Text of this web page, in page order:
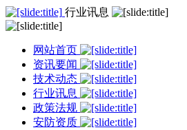
行业讯息
网站首页
资讯要闻
技术动态
行业讯息
政策法规
安防资质